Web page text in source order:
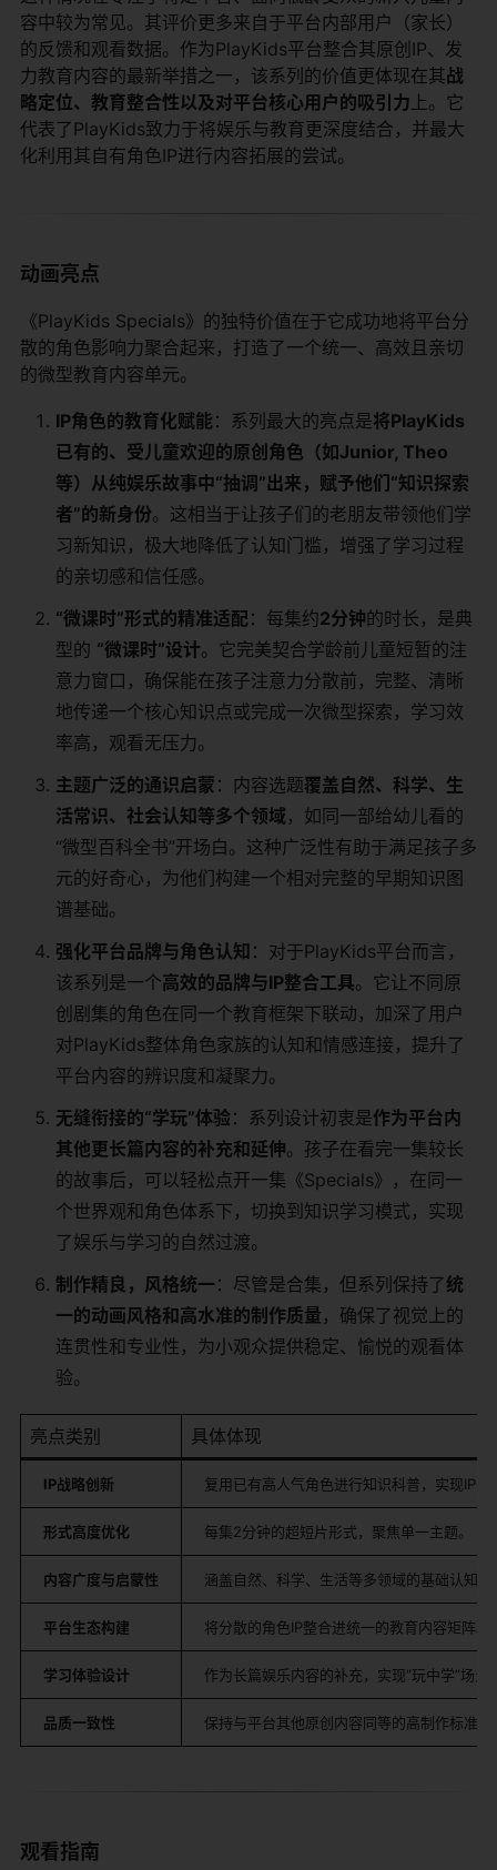
容中较为常见。其评价更多来自于平台内部用户（家长）
的反馈和观看数据。作为PlayKids平台整合其原创IP、发
力教育内容的最新举措之一，该系列的价值更体现在其战
略定位、教育整合性以及对平台核心用户的吸引力 上。它
代表了PlayKids致力于将娱乐与教育更深度结合，并最大
化利用其自有角色IP进行内容拓展的尝试。
动画亮点
《PlayKids Specials》的独特价值在于它成功地将平台分
散的角色影响力聚合起来，打造了一个统一、高效且亲切
的微型教育内容单元。
IP角色的教育化赋能 ：系列最大的亮点是将PlayKids
已有的、受儿童欢迎的原创角色（如Junior, Theo
等）从纯娱乐故事中“抽调”出来，赋予他们“知识探索
者”的新身份。这相当于让孩子们的老朋友带领他们学
习新知识，极大地降低了认知门槛，增强了学习过程
的亲切感和信任感。
“微课时”形式的精准适配 ：每集约2分钟的时长，是典
型的 “微课时”设计。它完美契合学龄前儿童短暂的注
意力窗口，确保能在孩子注意力分散前，完整、清晰
地传递一个核心知识点或完成一次微型探索，学习效
率高，观看无压力。
主题广泛的通识启蒙 ：内容选题覆盖自然、科学、生
活常识、社会认知等多个领域 ，如同一部给幼儿看的
“微型百科全书”开场白。这种广泛性有助于满足孩子多
元的好奇心，为他们构建一个相对完整的早期知识图
谱基础。
强化平台品牌与角色认知 ：对于PlayKids平台而言，
该系列是一个高效的品牌与IP整合工具。它让不同原
创剧集的角色在同一个教育框架下联动，加深了用户
对PlayKids整体角色家族的认知和情感连接，提升了
平台内容的辨识度和凝聚力。
无缝衔接的“学玩”体验 ：系列设计初衷是作为平台内
其他更长篇内容的补充和延伸。孩子在看完一集较长
的故事后，可以轻松点开一集《Specials》，在同一
个世界观和角色体系下，切换到知识学习模式，实现
了娱乐与学习的自然过渡。
制作精良，风格统一 ：尽管是合集，但系列保持了统
一的动画风格和高水准的制作质量 ，确保了视觉上的
连贯性和专业性，为小观众提供稳定、愉悦的观看体
验。
亮点类别 具体体现
IP战略创新 复用已有高人气角色进行知识科普，实现IP价
形式高度优化 每集2分钟的超短片形式，聚焦单一主题。
内容广度与启蒙性 涵盖自然、科学、生活等多领域的基础认知内
平台生态构建 将分散的角色IP整合进统一的教育内容矩阵。
学习体验设计 作为长篇娱乐内容的补充，实现“玩中学”场景
品质一致性 保持与平台其他原创内容同等的高制作标准。
观看指南